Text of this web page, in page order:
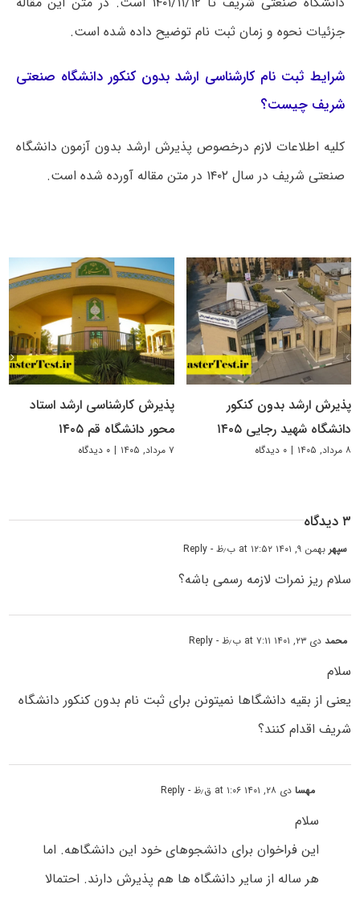
جزئیات نحوه و زمان ثبت نام توضیح داده شده است.
شرایط ثبت نام کارشناسی ارشد بدون کنکور دانشگاه صنعتی
شریف چیست؟
کلیه اطلاعات لازم درخصوص پذیرش ارشد بدون آزمون دانشگاه
صنعتی شریف در سال ۱۴۰۲ در متن مقاله آورده شده است.
پذیرش ارشد بدون کنکور
دانشگاه شهید رجایی ۱۴۰۵
۸ مرداد, ۱۴۰۵ | ۰ دیدگاه
پذیرش کارشناسی ارشد استاد
محور دانشگاه قم ۱۴۰۵
۷ مرداد, ۱۴۰۵ | ۰ دیدگاه
۳ دیدگاه
سپهربهمن ۹, ۱۴۰۱ at ۱۲:۵۲ ب٫ظ - Reply
سلام ریز نمرات لازمه رسمی باشه؟
محمددی ۲۳, ۱۴۰۱ at ۷:۱۱ ب٫ظ - Reply
سلام
یعنی از بقیه دانشگاها نمیتونن برای ثبت نام بدون کنکور دانشگاه
شریف اقدام کنند؟
مهسادی ۲۸, ۱۴۰۱ at ۱:۰۶ ق٫ظ - Reply
سلام
این فراخوان برای دانشجوهای خود این دانشگاهه. اما
هر ساله از سایر دانشگاه ها هم پذیرش دارند. احتمالا